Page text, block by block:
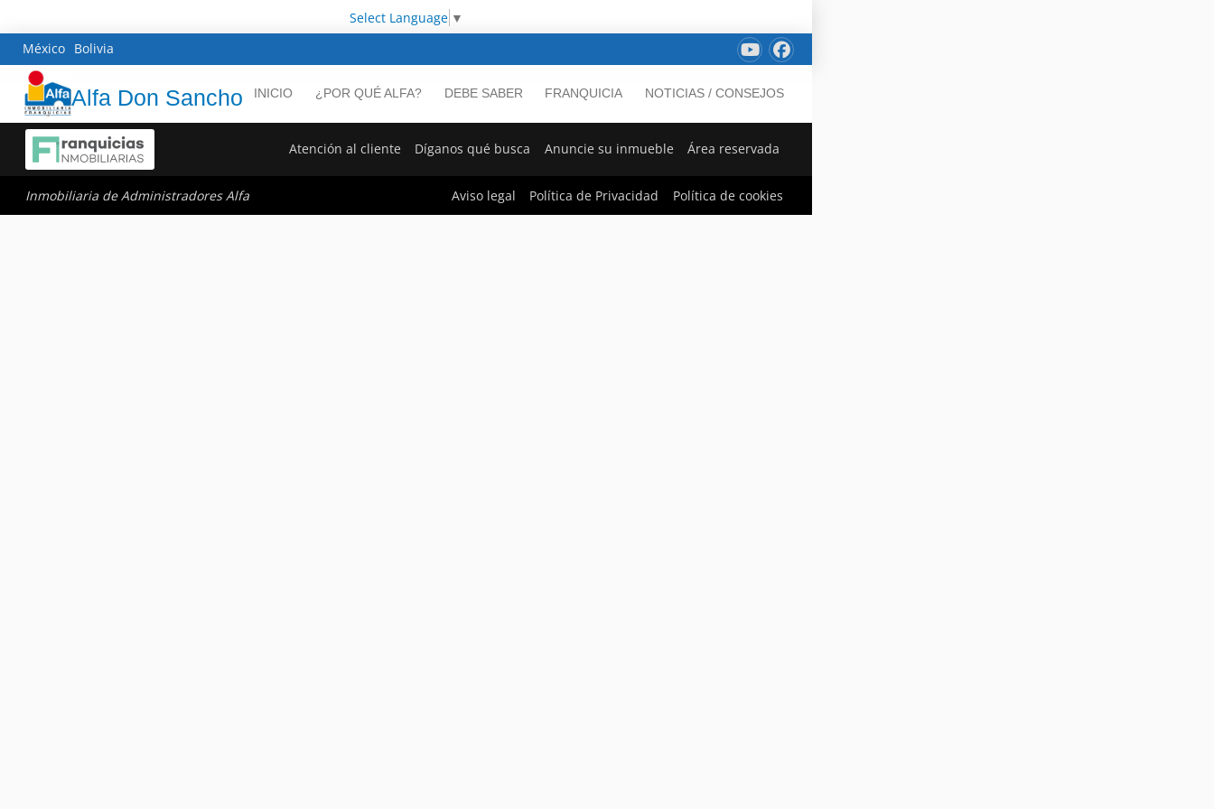
Select Language ▼
México Bolivia
Alfa Don Sancho INICIO ¿POR QUÉ ALFA? DEBE SABER FRANQUICIA NOTICIAS / CONSEJOS
Atención al cliente Díganos qué busca Anuncie su inmueble Área reservada
Inmobiliaria de Administradores Alfa Aviso legal Política de Privacidad Política de cookies